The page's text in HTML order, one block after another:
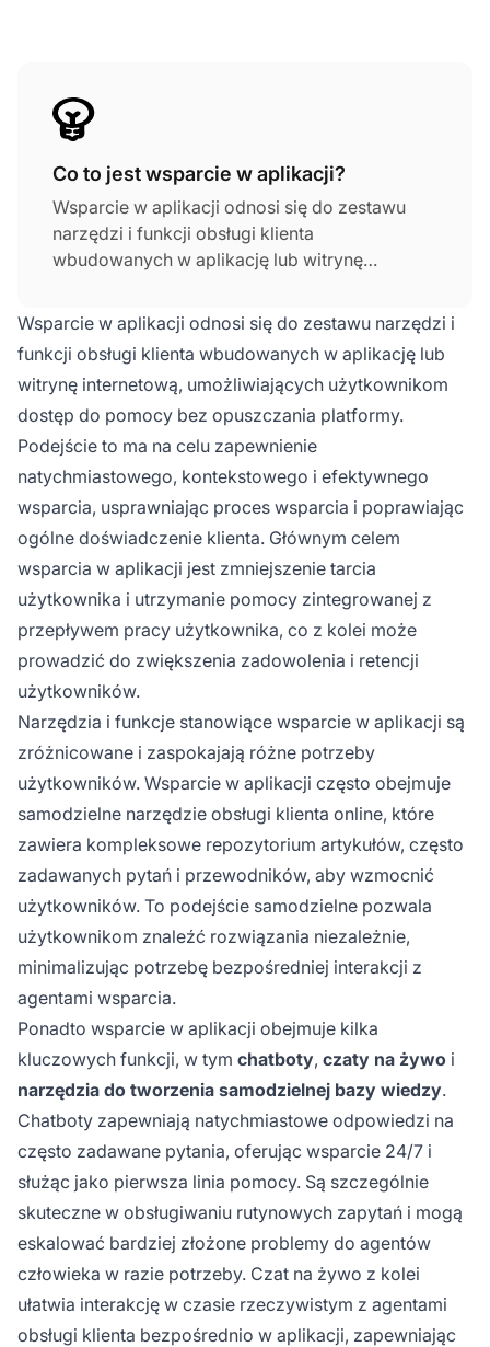
Co to jest wsparcie w aplikacji?
Wsparcie w aplikacji odnosi się do zestawu
narzędzi i funkcji obsługi klienta
wbudowanych w aplikację lub witrynę
dostęp do pomocy bez opuszczania
platformy. Podejście to ma na celu
zapewnienie natychmiastowego,
kontekstowego i efektywnego wsparcia,
usprawniając proces wsparcia i poprawiając
ogólne doświadczenie klienta. Głównym celem
wsparcia w aplikacji jest zmniejszenie tarcia
użytkownika i utrzymanie pomocy
zintegrowanej z przepływem pracy
użytkownika, co z kolei może prowadzić do
zwiększenia zadowolenia i retencji
użytkowników.
Wsparcie w aplikacji odnosi się do zestawu narzędzi i
funkcji obsługi klienta wbudowanych w aplikację lub
witrynę internetową, umożliwiających użytkownikom
dostęp do pomocy bez opuszczania platformy.
Podejście to ma na celu zapewnienie
natychmiastowego, kontekstowego i efektywnego
wsparcia, usprawniając proces wsparcia i poprawiając
ogólne doświadczenie klienta. Głównym celem
wsparcia w aplikacji jest zmniejszenie tarcia
użytkownika i utrzymanie pomocy zintegrowanej z
przepływem pracy użytkownika, co z kolei może
prowadzić do zwiększenia zadowolenia i retencji
użytkowników.
Narzędzia i funkcje stanowiące wsparcie w aplikacji są
zróżnicowane i zaspokajają różne potrzeby
użytkowników. Wsparcie w aplikacji często obejmuje
samodzielne narzędzie obsługi klienta online, które
zawiera kompleksowe repozytorium artykułów, często
zadawanych pytań i przewodników, aby wzmocnić
użytkowników. To podejście samodzielne pozwala
użytkownikom znaleźć rozwiązania niezależnie,
minimalizując potrzebę bezpośredniej interakcji z
agentami wsparcia.
Ponadto wsparcie w aplikacji obejmuje kilka
kluczowych funkcji, w tym chatboty, czaty na żywo i
narzędzia do tworzenia samodzielnej bazy wiedzy.
Chatboty zapewniają natychmiastowe odpowiedzi na
często zadawane pytania, oferując wsparcie 24/7 i
służąc jako pierwsza linia pomocy. Są szczególnie
skuteczne w obsługiwaniu rutynowych zapytań i mogą
eskalować bardziej złożone problemy do agentów
człowieka w razie potrzeby. Czat na żywo z kolei
ułatwia interakcję w czasie rzeczywistym z agentami
obsługi klienta bezpośrednio w aplikacji, zapewniając